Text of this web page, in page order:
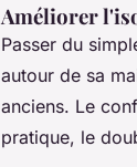
Améliorer
Passer du
autour de sa
anciens. Le
pratique, le